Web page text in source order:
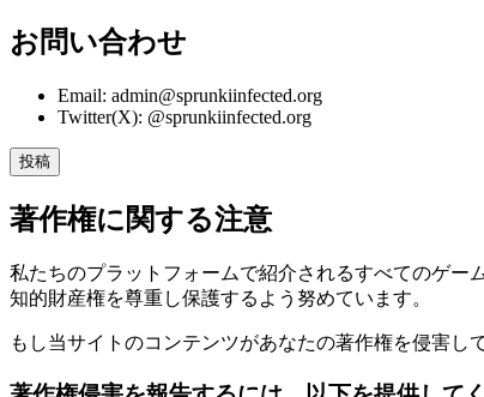
お問い合わせ
Email: admin@sprunkiinfected.org
Twitter(X): @sprunkiinfected.org
投稿
著作権に関する注意
私たちのプラットフォームで紹介されるすべてのゲー
知的財産権を尊重し保護するよう努めています。
もし当サイトのコンテンツがあなたの著作権を侵害し